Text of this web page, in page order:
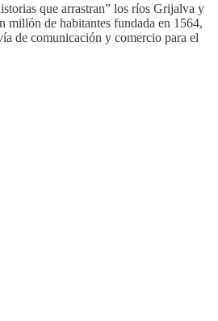
que arrastran” los ríos Grijalva y
millón de habitantes fundada en 1564,
de comunicación y comercio para el